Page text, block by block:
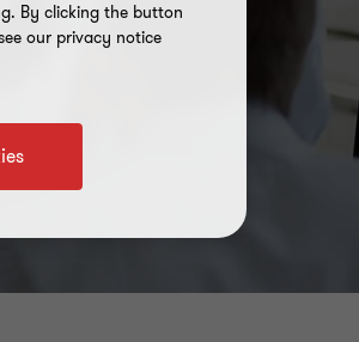
By clicking the button
our privacy notice